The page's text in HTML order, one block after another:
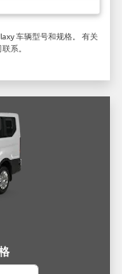
车辆型号和规格。 有关
系。